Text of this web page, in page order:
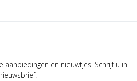
aanbiedingen en nieuwtjes. Schrijf u in